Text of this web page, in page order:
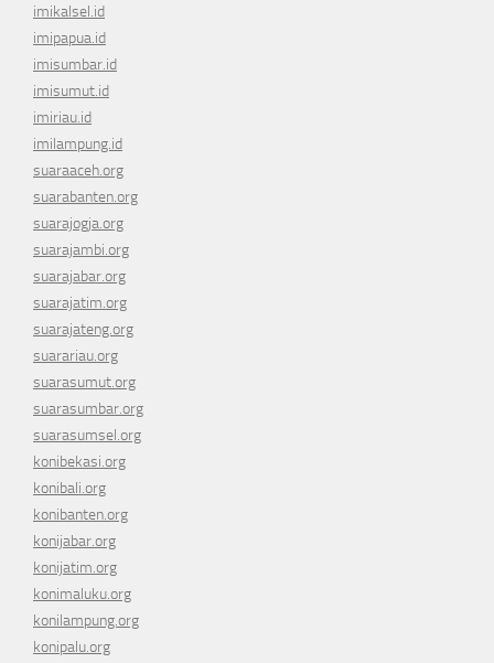
imikalsel.id
imipapua.id
imisumbar.id
imisumut.id
imiriau.id
imilampung.id
suaraaceh.org
suarabanten.org
suarajogja.org
suarajambi.org
suarajabar.org
suarajatim.org
suarajateng.org
suarariau.org
suarasumut.org
suarasumbar.org
suarasumsel.org
konibekasi.org
konibali.org
konibanten.org
konijabar.org
konijatim.org
konimaluku.org
konilampung.org
konipalu.org